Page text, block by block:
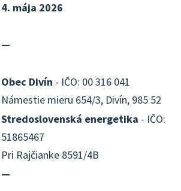
4. mája 2026
—
Obec Divín - IČO: 00 316 041
Námestie mieru 654/3, Divín, 985 52
Stredoslovenská energetika - IČO:
51865467
Pri Rajčianke 8591/4B
—